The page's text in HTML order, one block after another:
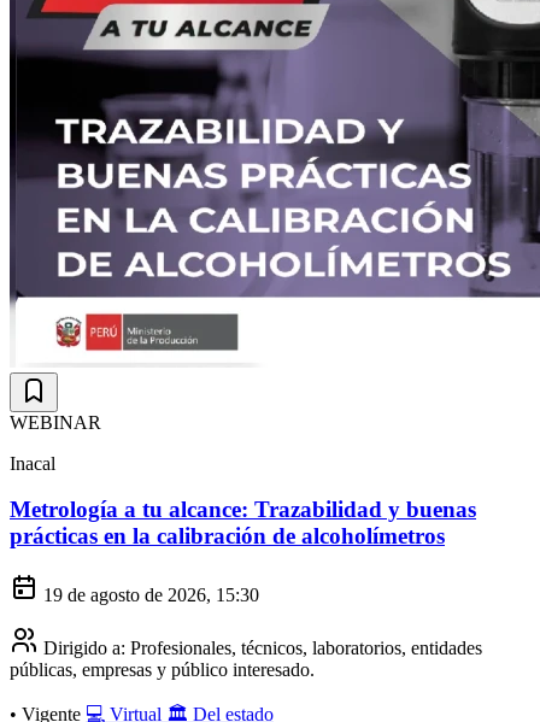
WEBINAR
Inacal
Metrología a tu alcance: Trazabilidad y buenas
prácticas en la calibración de alcoholímetros
19 de agosto de 2026, 15:30
Dirigido a: Profesionales, técnicos, laboratorios, entidades
públicas, empresas y público interesado.
• Vigente 💻 Virtual 🏛️ Del estado